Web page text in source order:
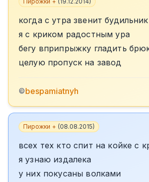
когда с утра звенит будильник
я с криком радостным ура
бегу вприпрыжку гладить
целую пропуск на завод
©bespamiatnyh
Пирожки + (08.08.2015)
всех тех кто спит на койке с
я узнаю издалека
у них покусаны волками